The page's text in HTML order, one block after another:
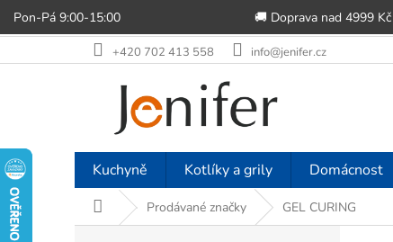
Pon-Pá 9:00-15:00 🚚 Doprava nad 4999
na
+420 702 413 558 info@jenifer.cz
Kuchyně Kotlíky a grily Domácnost
Domů Prodávané značky GEL CURING